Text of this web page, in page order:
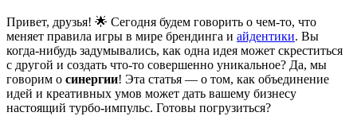
Привет, друзья! 🌟 Сегодня будем говорить о чем-то, что
меняет правила игры в мире брендинга и айдентики. Вы
когда-нибудь задумывались, как одна идея может скреститься
с другой и создать что-то совершенно уникальное? Да, мы
говорим о синергии! Эта статья — о том, как объединение
идей и креативных умов может дать вашему бизнесу
настоящий турбо-импульс. Готовы погрузиться?